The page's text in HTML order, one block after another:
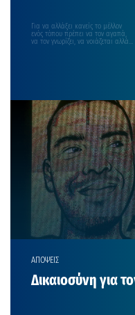
Για να αλλάξει κανείς το μέλλον
ενός τόπου πρέπει να τον αγαπά,
να τον γνωρίζει, να νοιάζεται αλλά…
ΑΠΟΨΕΙΣ
Δικαιοσύνη για